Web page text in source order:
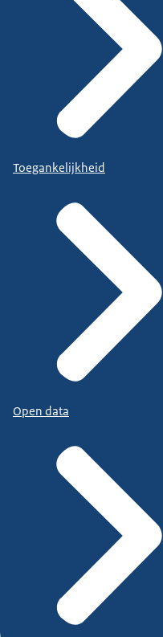
Toegankelijkheid
Open data